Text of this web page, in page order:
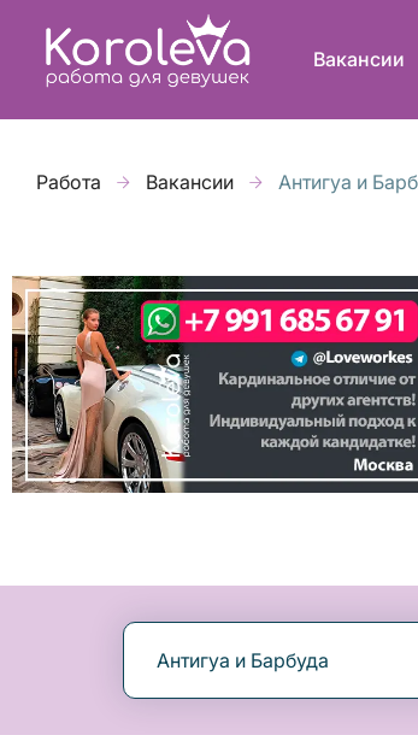
Вакансии
Работа Вакансии Антигуа и
Антигуа и Барбуда